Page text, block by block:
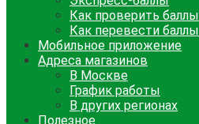
Как проверить баллы
Как перевести баллы
Мобильное приложение
Адреса магазинов
В Москве
График работы
В других регионах
Полезное